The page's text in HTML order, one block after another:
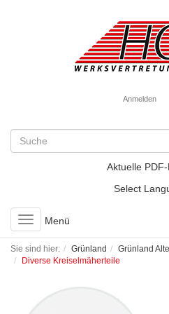
Anmelden
Aktuelle
Select
Toggle
navigation
Menü
Sie sind hier: Grünland Grünland
Diverse Kreiselmäherteile